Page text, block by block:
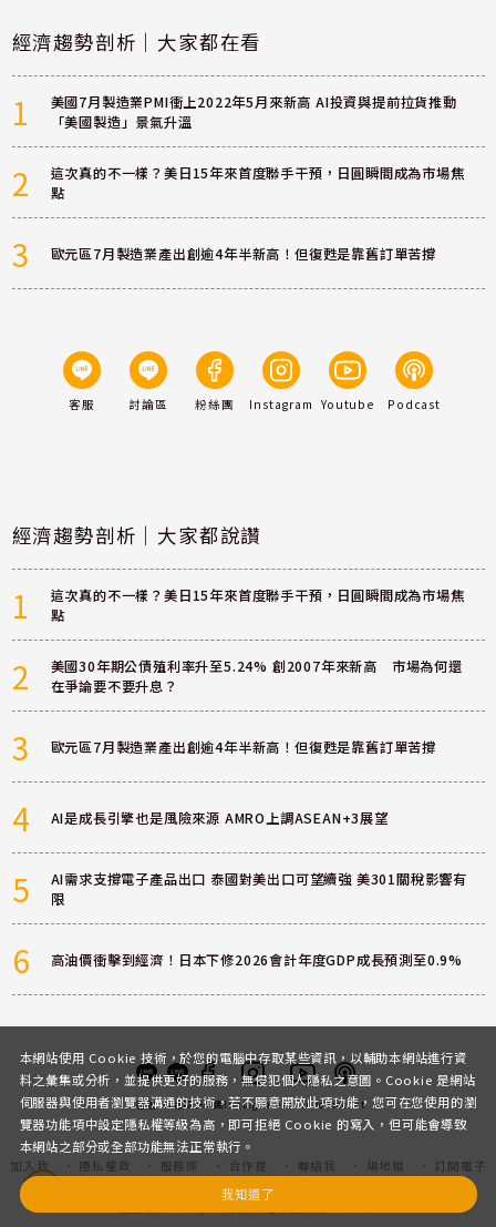
經濟趨勢剖析｜大家都在看
1
美國7月製造業PMI衝上2022年5月來新高 AI投資與提前拉貨推動
「美國製造」景氣升溫
2
這次真的不一樣？美日15年來首度聯手干預，日圓瞬間成為市場焦
點
3 歐元區7月製造業產出創逾4年半新高！但復甦是靠舊訂單苦撐
客服 討論區 粉絲團 Instagram Youtube Podcast
經濟趨勢剖析｜大家都說讚
1
這次真的不一樣？美日15年來首度聯手干預，日圓瞬間成為市場焦
點
2
美國30年期公債殖利率升至5.24% 創2007年來新高 市場為何還
在爭論要不要升息？
3 歐元區7月製造業產出創逾4年半新高！但復甦是靠舊訂單苦撐
4 AI是成長引擎也是風險來源 AMRO上調ASEAN+3展望
5
AI需求支撐電子產品出口 泰國對美出口可望續強 美301關稅影響有
限
6 高油價衝擊到經濟！日本下修2026會計年度GDP成長預測至0.9%
客服 討論區粉絲團InstagramYoutubePodcast
加入我
們
隱私權政
服務條
合作提
聯絡我
場地租
訂閱電子
本網站使用 Cookie 技術，於您的電腦中存取某些資訊，以輔助本網站進行資
料之彙集或分析，並提供更好的服務，無侵犯個人隱私之意圖。Cookie 是網站
伺服器與使用者瀏覽器溝通的技術，若不願意開放此項功能，您可在您使用的瀏
覽器功能項中設定隱私權等級為高，即可拒絕 Cookie 的寫入，但可能會導致
本網站之部分或全部功能無法正常執行。
我知道了